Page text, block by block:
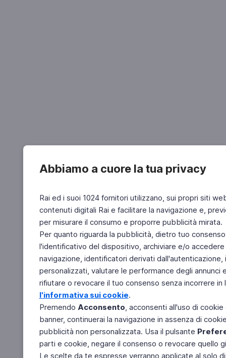
Abbiamo a cuore la tua privacy
Rai ed i suoi 1024 fornitori utilizzano, sui propri siti
contenuti digitali Rai e facilitare la navigazione e,
per misurare il consumo e proporre pubblicità mirata.
Per quanto riguarda la pubblicità, dietro tuo
l'identificativo del dispositivo, archiviare e/o
navigazione, identificatori derivati
personalizzati, valutare le performance degli
rifiutare o revocare il tuo consenso senza incorrere
l'informativa sui cookie.
Premendo Acconsento, acconsenti all'uso di
banner, continuerai la navigazione in assenza di
pubblicità non personalizzata. Usa il pulsante
parti e cookie, negare il consenso o revocare quello
Le scelte da te espresse verranno applicate al solo